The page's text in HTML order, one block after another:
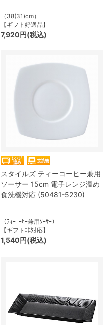
（38(31)cm）
【ギフト好適品】
7,920円(税込)
スタイルズ ティーコーヒー兼用
ソーサー 15cm 電子レンジ温め
食洗機対応 (50481-5230)
（ﾃｨｰｺｰﾋｰ兼用ｿｰｻｰ）
【ギフト非対応】
1,540円(税込)